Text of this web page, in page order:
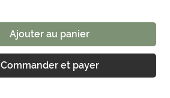
Ajouter au panier
Commander et payer